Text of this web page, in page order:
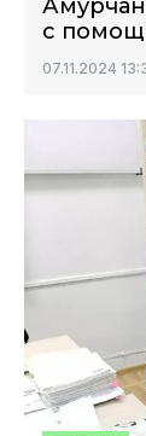
с
07.11.2024